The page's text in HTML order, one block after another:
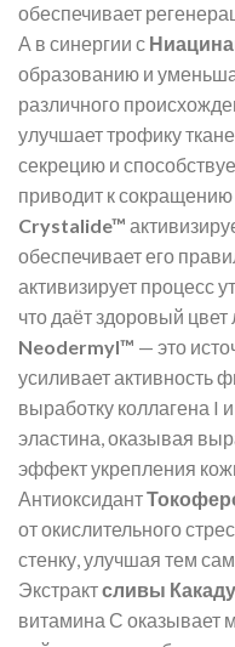
обеспечивает
А в синергии с
образованию и
различного
улучшает трофику
секрецию и
приводит к
Crystalide™
обеспечивает его
активизирует процесс
что даёт здоровый
Neodermyl™ — это
усиливает активность
выработку коллагена I
эластина, оказывая
эффект укрепления
Антиоксидант
от окислительного
стенку, улучшая тем
Экстрактсливы Какаду
витамина С оказывает